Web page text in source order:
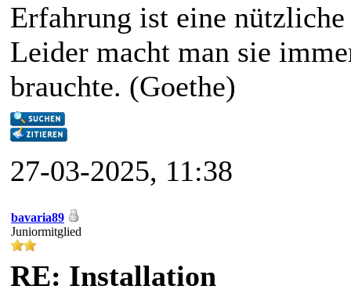
Erfahrung ist eine nützliche
Leider macht man sie
brauchte. (Goethe)
27-03-2025, 11:38
bavaria89
Juniormitglied
RE: Installation